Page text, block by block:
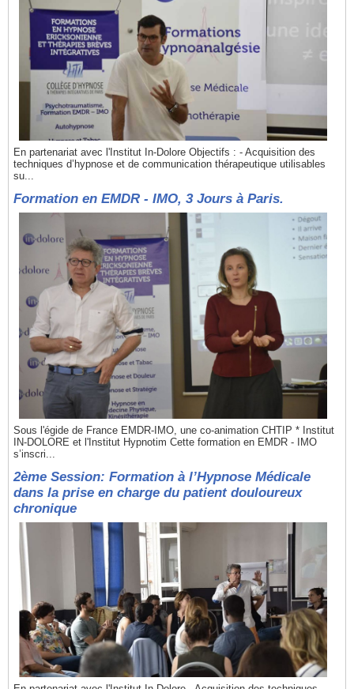
En partenariat avec l'Institut In-Dolore Objectifs : - Acquisition des
techniques d’hypnose et de communication thérapeutique utilisables
su...
Formation en EMDR - IMO, 3 Jours à Paris.
Sous l'égide de France EMDR-IMO, une co-animation CHTIP * Institut
IN-DOLORE et l'Institut Hypnotim Cette formation en EMDR - IMO
s’inscri...
2ème Session: Formation à l’Hypnose Médicale
dans la prise en charge du patient douloureux
chronique